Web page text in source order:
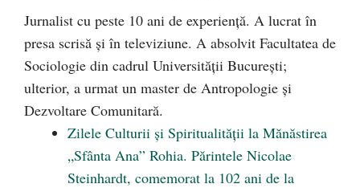
Jurnalist cu peste 10 ani de experiență. A lucrat în
presa scrisă și în televiziune. A absolvit Facultatea de
Sociologie din cadrul Universității București;
ulterior, a urmat un master de Antropologie și
Dezvoltare Comunitară.
Zilele Culturii și Spiritualității la Mănăstirea
„Sfânta Ana” Rohia. Părintele Nicolae
Steinhardt, comemorat la 102 ani de la